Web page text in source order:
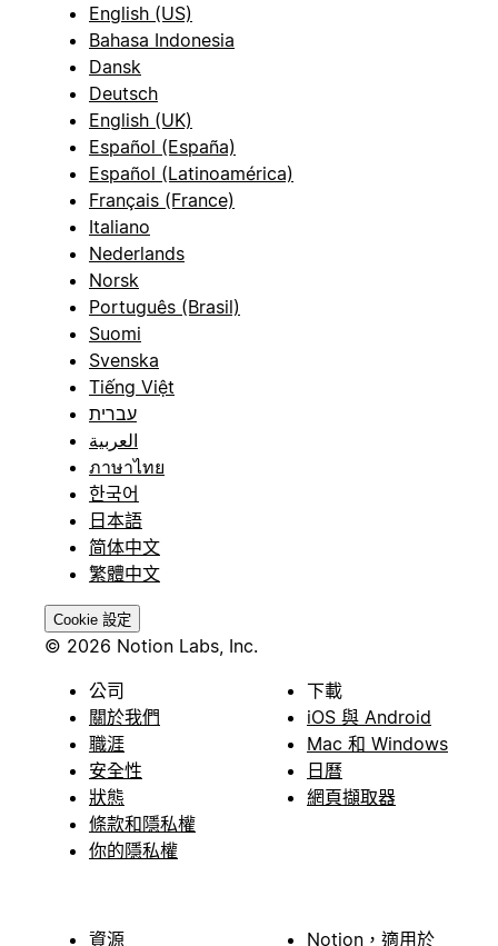
English (US)
Bahasa Indonesia
Dansk
Deutsch
English (UK)
Español (España)
Español (Latinoamérica)
Français (France)
Italiano
Nederlands
Norsk
Português (Brasil)
Suomi
Svenska
Tiếng Việt
עברית
العربية
ภาษาไทย
한국어
日本語
简体中文
繁體中文
Cookie 設定
© 2026 Notion Labs, Inc.
公司
關於我們
職涯
安全性
狀態
條款和隱私權
你的隱私權
下載
iOS 與 Android
Mac 和 Windows
日曆
網頁擷取器
資源 Notion，適用於